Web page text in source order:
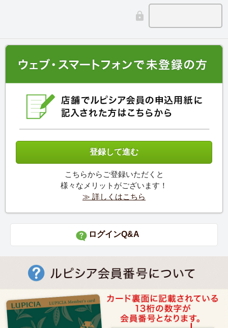
こちらからご登録いただくと
様々なメリットがございます！
≫ 詳しくはこちら